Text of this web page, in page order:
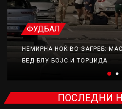
ФУДБАЛ
НЕМИРНА НОЌ ВО ЗАГРЕБ:
БЕД БЛУ БОЈС И ТОРЦИДА
ПОСЛЕДНИ